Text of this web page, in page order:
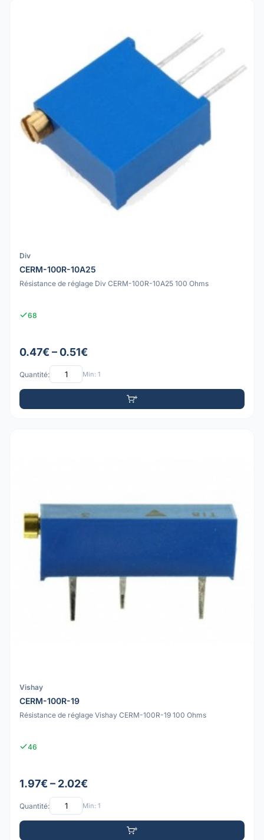
Div
CERM-100R-10A25
Résistance de réglage Div CERM-100R-10A25 100 Ohms
68
0.47€ – 0.51€
Quantité: Min: 1
Vishay
CERM-100R-19
Résistance de réglage Vishay CERM-100R-19 100 Ohms
46
1.97€ – 2.02€
Quantité: Min: 1